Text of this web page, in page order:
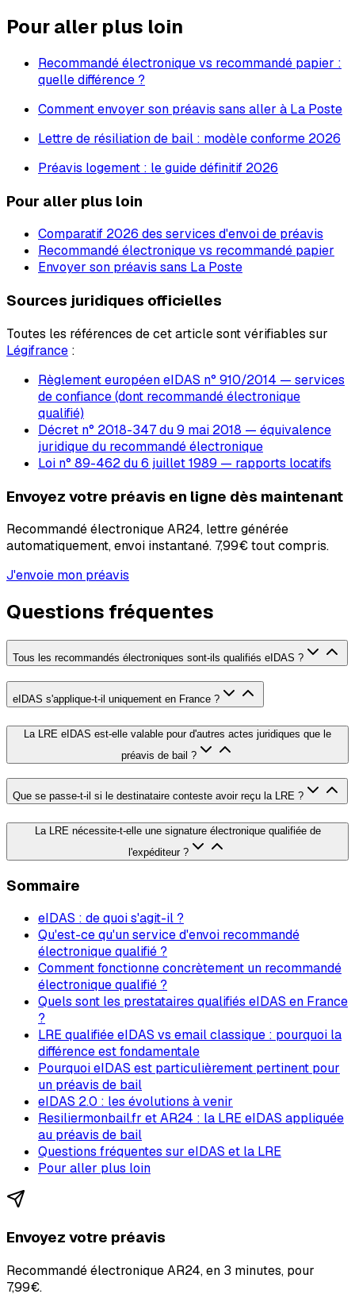
Pour aller plus loin
Recommandé électronique vs recommandé papier :
quelle différence ?
Comment envoyer son préavis sans aller à La Poste
Lettre de résiliation de bail : modèle conforme 2026
Préavis logement : le guide définitif 2026
Pour aller plus loin
Comparatif 2026 des services d'envoi de préavis
Recommandé électronique vs recommandé papier
Envoyer son préavis sans La Poste
Sources juridiques officielles
Toutes les références de cet article sont vérifiables sur
Légifrance :
Règlement européen eIDAS n° 910/2014 — services
de confiance (dont recommandé électronique
qualifié)
Décret n° 2018-347 du 9 mai 2018 — équivalence
juridique du recommandé électronique
Loi n° 89-462 du 6 juillet 1989 — rapports locatifs
Envoyez votre préavis en ligne dès maintenant
Recommandé électronique AR24, lettre générée
automatiquement, envoi instantané. 7,99€tout compris.
J'envoie mon préavis
Questions fréquentes
Tous les recommandés électroniques sont-ils qualifiés eIDAS ?
eIDAS s'applique-t-il uniquement en France ?
La LRE eIDAS est-elle valable pour d'autres actes juridiques que le
préavis de bail ?
Que se passe-t-il si le destinataire conteste avoir reçu la LRE ?
La LRE nécessite-t-elle une signature électronique qualifiée de
l'expéditeur ?
Sommaire
eIDAS : de quoi s'agit-il ?
Qu'est-ce qu'un service d'envoi recommandé
électronique qualifié ?
Comment fonctionne concrètement un recommandé
électronique qualifié ?
Quels sont les prestataires qualifiés eIDAS en France
?
LRE qualifiée eIDAS vs email classique : pourquoi la
différence est fondamentale
Pourquoi eIDAS est particulièrement pertinent pour
un préavis de bail
eIDAS 2.0 : les évolutions à venir
Resiliermonbail.fr et AR24 : la LRE eIDAS appliquée
au préavis de bail
Questions fréquentes sur eIDAS et la LRE
Pour aller plus loin
Envoyez votre préavis
Recommandé électronique AR24, en 3 minutes, pour
7,99€.